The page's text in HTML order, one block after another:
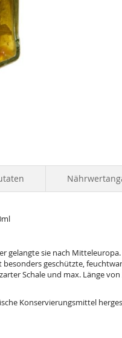
gelangte sie nach Mitteleuropa.
geschützte,
Schale und max. Länge von
Konservierungsmittel